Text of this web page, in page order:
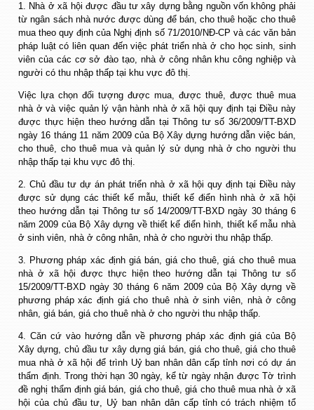
1. Nhà ở xã hội được đầu tư xây dựng bằng nguồn vốn không phải
từ ngân sách nhà nước được dùng để bán, cho thuê hoặc cho thuê
mua theo quy định của Nghị định số 71/2010/NĐ-CP và các văn bản
pháp luật có liên quan đến việc phát triển nhà ở cho học sinh, sinh
viên của các cơ sở đào tạo, nhà ở công nhân khu công nghiệp và
người có thu nhập thấp tại khu vực đô thị.
Việc lựa chọn đối tượng được mua, được thuê, được thuê mua
nhà ở và việc quản lý vận hành nhà ở xã hội quy định tại Điều này
được thực hiện theo hướng dẫn tại Thông tư số 36/2009/TT-BXD
ngày 16 tháng 11 năm 2009 của Bộ Xây dựng hướng dẫn việc bán,
cho thuê, cho thuê mua và quản lý sử dụng nhà ở cho người thu
nhập thấp tại khu vực đô thị.
2. Chủ đầu tư dự án phát triển nhà ở xã hội quy định tại Điều này
được sử dụng các thiết kế mẫu, thiết kế điển hình nhà ở xã hội
theo hướng dẫn tại Thông tư số 14/2009/TT-BXD ngày 30 tháng 6
năm 2009 của Bộ Xây dựng về thiết kế điển hình, thiết kế mẫu nhà
ở sinh viên, nhà ở công nhân, nhà ở cho người thu nhập thấp.
3. Phương pháp xác định giá bán, giá cho thuê, giá cho thuê mua
nhà ở xã hội được thực hiện theo hướng dẫn tại Thông tư số
15/2009/TT-BXD ngày 30 tháng 6 năm 2009 của Bộ Xây dựng về
phương pháp xác định giá cho thuê nhà ở sinh viên, nhà ở công
nhân, giá bán, giá cho thuê nhà ở cho người thu nhập thấp.
4. Căn cứ vào hướng dẫn về phương pháp xác định giá của Bộ
Xây dựng, chủ đầu tư xây dựng giá bán, giá cho thuê, giá cho thuê
mua nhà ở xã hội để trình Uỷ ban nhân dân cấp tỉnh nơi có dự án
thẩm định. Trong thời hạn 30 ngày, kể từ ngày nhận được Tờ trình
đề nghị thẩm định giá bán, giá cho thuê, giá cho thuê mua nhà ở xã
hội của chủ đầu tư, Uỷ ban nhân dân cấp tỉnh có trách nhiệm tổ